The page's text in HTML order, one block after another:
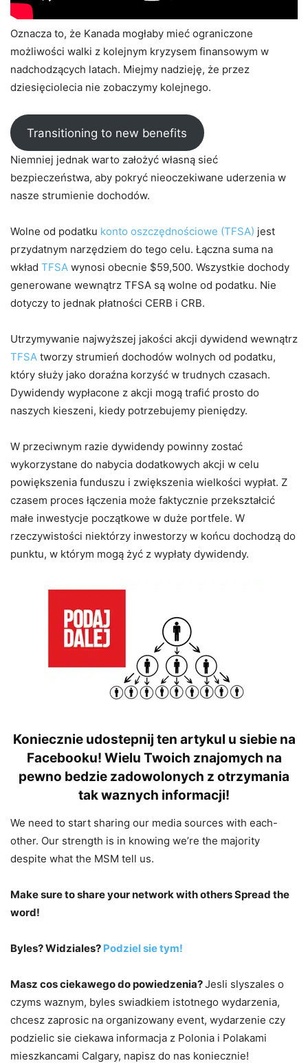
Oznacza to, że Kanada mogłaby mieć ograniczone
możliwości walki z kolejnym kryzysem finansowym w
nadchodzących latach. Miejmy nadzieję, że przez
dziesięciolecia nie zobaczymy kolejnego.
Transitioning to new benefits
Niemniej jednak warto założyć własną sieć
bezpieczeństwa, aby pokryć nieoczekiwane uderzenia w
nasze strumienie dochodów.
Wolne od podatku konto oszczędnościowe (TFSA) jest
przydatnym narzędziem do tego celu. Łączna suma na
wkład TFSA wynosi obecnie $59,500. Wszystkie dochody
generowane wewnątrz TFSA są wolne od podatku. Nie
dotyczy to jednak płatności CERB i CRB.
Utrzymywanie najwyższej jakości akcji dywidend wewnątrz
TFSA tworzy strumień dochodów wolnych od podatku,
który służy jako doraźna korzyść w trudnych czasach.
Dywidendy wypłacone z akcji mogą trafić prosto do
naszych kieszeni, kiedy potrzebujemy pieniędzy.
W przeciwnym razie dywidendy powinny zostać
wykorzystane do nabycia dodatkowych akcji w celu
powiększenia funduszu i zwiększenia wielkości wypłat. Z
czasem proces łączenia może faktycznie przekształcić
małe inwestycje początkowe w duże portfele. W
rzeczywistości niektórzy inwestorzy w końcu dochodzą do
punktu, w którym mogą żyć z wypłaty dywidendy.
Koniecznie udostepnij ten artykul u siebie na
Facebooku! Wielu Twoich znajomych na
pewno bedzie zadowolonych z otrzymania
tak waznych informacji!
We need to start sharing our media sources with each-
other. Our strength is in knowing we’re the majority
despite what the MSM tell us.
Make sure to share your network with others Spread the
word!
Byles? Widziales? Podziel sie tym!
Masz cos ciekawego do powiedzenia?Jesli slyszales o
czyms waznym, byles swiadkiem istotnego wydarzenia,
chcesz zaprosic na organizowany event, wydarzenie czy
podzielic sie ciekawa informacja z Polonia i Polakami
mieszkancami Calgary, napisz do nas koniecznie!